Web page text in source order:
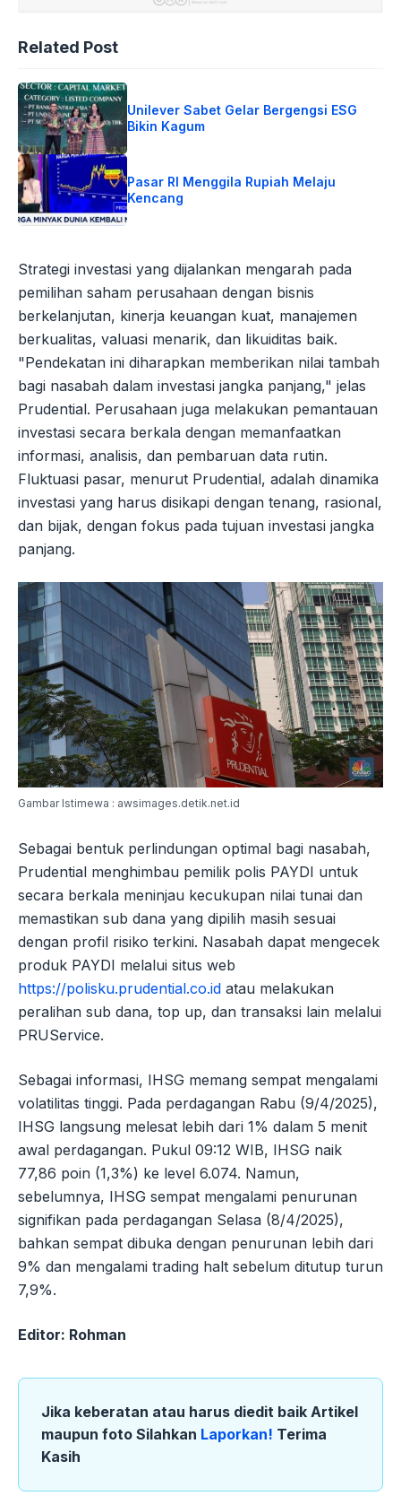
Related Post
Unilever Sabet Gelar Bergengsi ESG
Bikin Kagum
Pasar RI Menggila Rupiah Melaju
Kencang
Strategi investasi yang dijalankan mengarah pada
pemilihan saham perusahaan dengan bisnis
berkelanjutan, kinerja keuangan kuat, manajemen
berkualitas, valuasi menarik, dan likuiditas baik.
"Pendekatan ini diharapkan memberikan nilai tambah
bagi nasabah dalam investasi jangka panjang," jelas
Prudential. Perusahaan juga melakukan pemantauan
investasi secara berkala dengan memanfaatkan
informasi, analisis, dan pembaruan data rutin.
Fluktuasi pasar, menurut Prudential, adalah dinamika
investasi yang harus disikapi dengan tenang, rasional,
dan bijak, dengan fokus pada tujuan investasi jangka
panjang.
Gambar Istimewa : awsimages.detik.net.id
Sebagai bentuk perlindungan optimal bagi nasabah,
Prudential menghimbau pemilik polis PAYDI untuk
secara berkala meninjau kecukupan nilai tunai dan
memastikan sub dana yang dipilih masih sesuai
dengan profil risiko terkini. Nasabah dapat mengecek
produk PAYDI melalui situs web
https://polisku.prudential.co.id atau melakukan
peralihan sub dana, top up, dan transaksi lain melalui
PRUService.
Sebagai informasi, IHSG memang sempat mengalami
volatilitas tinggi. Pada perdagangan Rabu (9/4/2025),
IHSG langsung melesat lebih dari 1% dalam 5 menit
awal perdagangan. Pukul 09:12 WIB, IHSG naik
77,86 poin (1,3%) ke level 6.074. Namun,
sebelumnya, IHSG sempat mengalami penurunan
signifikan pada perdagangan Selasa (8/4/2025),
bahkan sempat dibuka dengan penurunan lebih dari
9% dan mengalami trading halt sebelum ditutup turun
7,9%.
Editor: Rohman
Jika keberatan atau harus diedit baik Artikel
maupun foto Silahkan Laporkan! Terima
Kasih